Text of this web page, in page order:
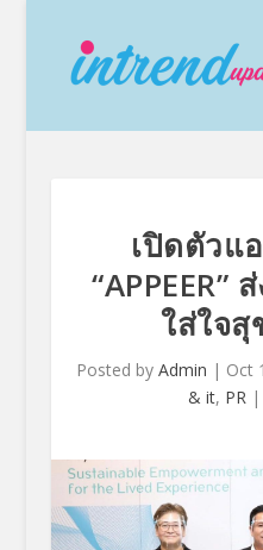
เปิดตัวแ
“APPEER”
ใส่ใจ
Posted byAdmin | Oct
& it, PR